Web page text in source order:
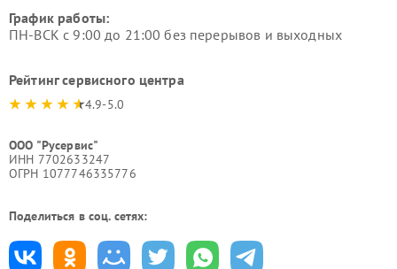
График работы:
ПН-ВСК с 9:00 до 21:00 без перерывов и выходных
Рейтинг сервисного центра
4.9-5.0
ООО "Русервис"
ИНН 7702633247
ОГРН 1077746335776
Поделиться в соц. сетях: